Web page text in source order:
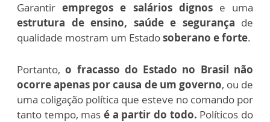
Garantir empregos e salários dignose uma
estrutura de ensino, saúde e segurança de
qualidade mostram um Estadosoberano e forte.
Portanto,o fracasso do Estado no Brasil não
ocorre apenas por causa de um governo, ou de
uma coligação política que esteve no comando por
tanto tempo, mas é a partir do todo. Políticos do